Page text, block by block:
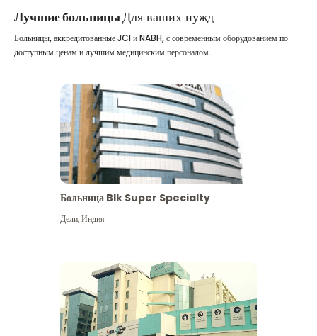
Лучшие больницыДля ваших нужд
Больницы, аккредитованные JCI и NABH, с современным оборудованием по
доступным ценам и лучшим медицинским персоналом.
Больница Blk Super Specialty
Дели,Индия